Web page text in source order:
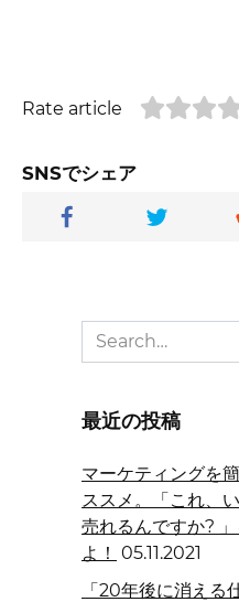
Rate article
SNSでシェア
Search
for:
最近の投稿
マーケティングを
ススメ。「これ、
売れるんですか?
よ！ 05.11.2021
「20年後に消える